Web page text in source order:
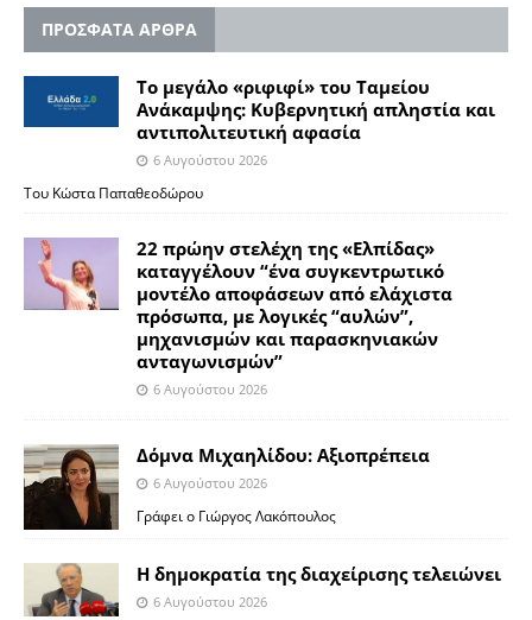
ΠΡΟΣΦΑΤΑ ΑΡΘΡΑ
Το μεγάλο «ριφιφί» του Ταμείου
Ανάκαμψης: Κυβερνητική απληστία και
αντιπολιτευτική αφασία
6 Αυγούστου 2026
Του Κώστα Παπαθεοδώρου
22 πρώην στελέχη της «Ελπίδας»
καταγγέλουν “ένα συγκεντρωτικό
μοντέλο αποφάσεων από ελάχιστα
πρόσωπα, με λογικές “αυλών”,
μηχανισμών και παρασκηνιακών
ανταγωνισμών”
6 Αυγούστου 2026
Δόμνα Μιχαηλίδου: Αξιοπρέπεια
6 Αυγούστου 2026
Γράφει ο Γιώργος Λακόπουλος
Η δημοκρατία της διαχείρισης τελειώνει
6 Αυγούστου 2026